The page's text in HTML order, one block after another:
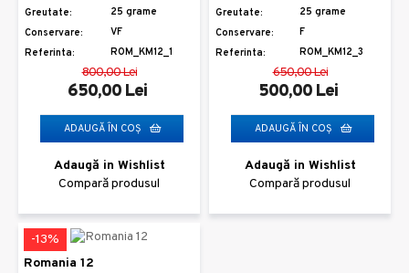
Greutate:
25 grame
Conservare:
VF
Referinta:
ROM_KM12_1
800,00 Lei
650,00 Lei
ADAUGĂ ÎN COŞ
Adaugă in Wishlist
Compară produsul
Greutate:
25 grame
Conservare:
F
Referinta:
ROM_KM12_3
650,00 Lei
500,00 Lei
ADAUGĂ ÎN COŞ
Adaugă in Wishlist
Compară produsul
-13%
Romania 12